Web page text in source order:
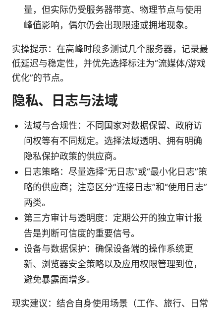
量，但实际仍受服务器带宽、物理节点与使用
峰值影响，偶尔仍会出现限速或拥堵现象。
实操提示：在高峰时段多测试几个服务器，记录最
低延迟与稳定性，并优先选择标注为“流媒体/游戏
优化”的节点。
隐私、日志与法域
法域与合规性：不同国家对数据保留、政府访
问权等有不同规定。选择法域透明、拥有明确
隐私保护政策的供应商。
日志策略：尽量选择“无日志”或“最小化日志”策
略的供应商；注意区分“连接日志”和“使用日志”
两类。
第三方审计与透明度：定期公开的独立审计报
告是判断可信度的重要信号。
设备与数据保护：确保设备端的操作系统更
新、浏览器安全策略以及应用权限管理到位，
避免暴露面增多。
现实建议：结合自身使用场景（工作、旅行、日常